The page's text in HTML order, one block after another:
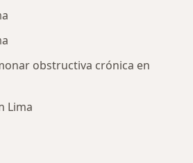
obstructiva crónica en
Lima